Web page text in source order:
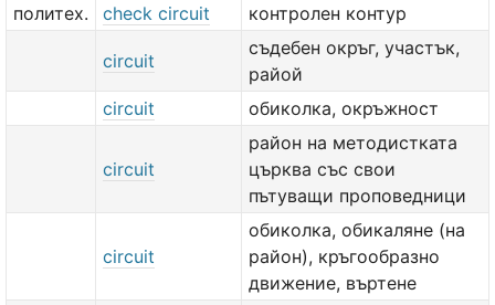
политех.
check circuit контролен контур
circuit
съдебен окръг, участък,
райой
circuit
обиколка, окръжност
circuit
район на методистката
църква със свои
пътуващи проповедници
circuit
обиколка, обикаляне (на
район), кръгообразно
движение, въртене